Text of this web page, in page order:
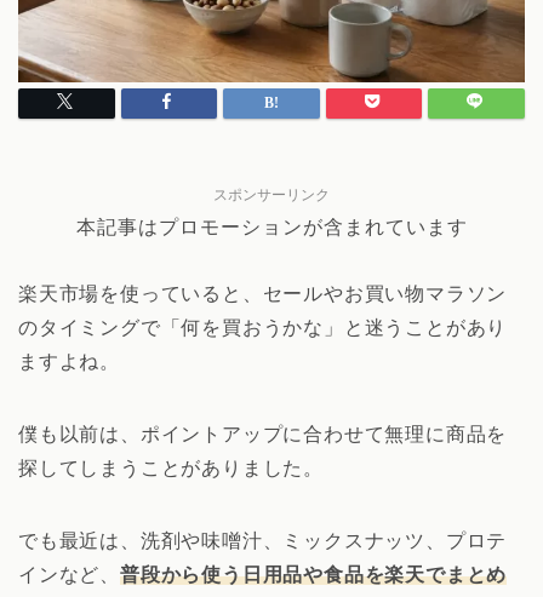
スポンサーリンク
本記事はプロモーションが含まれています
楽天市場を使っていると、セールやお買い物マラソン
のタイミングで「何を買おうかな」と迷うことがあり
ますよね。
僕も以前は、ポイントアップに合わせて無理に商品を
探してしまうことがありました。
でも最近は、洗剤や味噌汁、ミックスナッツ、プロテ
インなど、 普段から使う日用品や食品を楽天でまとめ